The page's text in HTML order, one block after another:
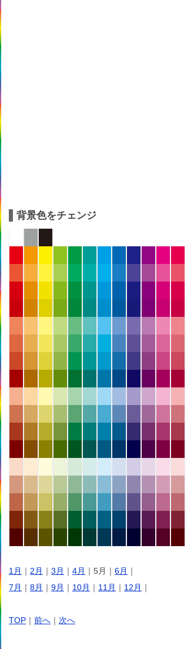
背景色をチェンジ
1月 ｜ 2月 ｜ 3月 ｜ 4月 ｜5月｜ 6月 ｜
7月 ｜ 8月 ｜ 9月 ｜ 10月 ｜ 11月 ｜ 12月 ｜
TOP ｜ 前へ ｜ 次へ